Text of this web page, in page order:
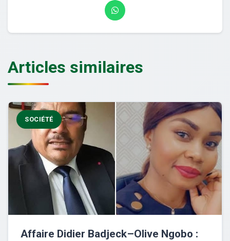
Articles similaires
SOCIÉTÉ
Affaire Didier Badjeck–Olive Ngobo :